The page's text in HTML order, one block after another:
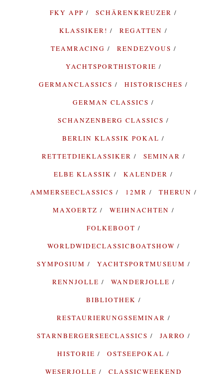
FKY APP
SCHÄRENKREUZER
KLASSIKER!
REGATTEN
TEAMRACING
RENDEZVOUS
YACHTSPORTHISTORIE
GERMANCLASSICS
HISTORISCHES
GERMAN CLASSICS
SCHANZENBERG CLASSICS
BERLIN KLASSIK POKAL
RETTETDIEKLASSIKER
SEMINAR
ELBE KLASSIK
KALENDER
AMMERSEECLASSICS
12MR
THERUN
MAXOERTZ
WEIHNACHTEN
FOLKEBOOT
WORLDWIDECLASSICBOATSHOW
SYMPOSIUM
YACHTSPORTMUSEUM
RENNJOLLE
WANDERJOLLE
BIBLIOTHEK
RESTAURIERUNGSSEMINAR
STARNBERGERSEECLASSICS
JARRO
HISTORIE
OSTSEEPOKAL
WESERJOLLE
CLASSICWEEKEND